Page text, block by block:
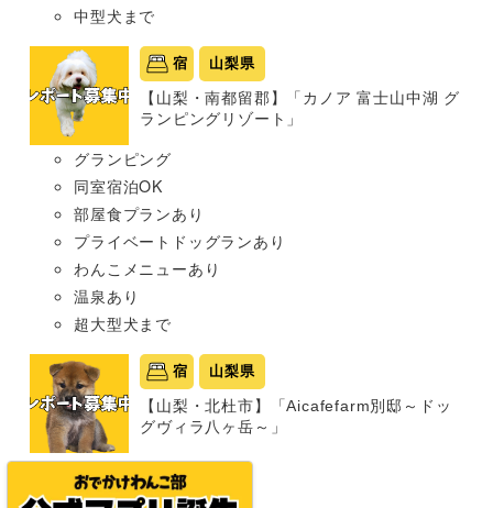
中型犬まで
宿 山梨県
【山梨・南都留郡】「カノア 富士山中湖 グ
ランピングリゾート」
グランピング
同室宿泊OK
部屋食プランあり
プライベートドッグランあり
わんこメニューあり
温泉あり
超大型犬まで
宿 山梨県
【山梨・北杜市】「Aicafefarm別邸～ドッ
グヴィラ八ヶ岳～」
グランピング
同室宿泊OK